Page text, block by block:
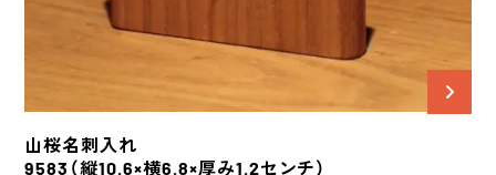
山桜名刺入れ
9583 （縦10.6×横6.8×厚み1.2センチ）